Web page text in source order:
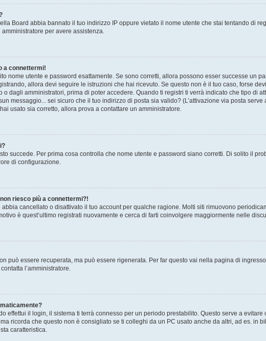
Board abbia bannato il tuo indirizzo IP oppure vietato il nome utente che stai tentando di
per avere assistenza.
a connettermi!
nome utente e password esattamente. Se sono corretti, allora possono esser successe un
allora devi seguire le istruzioni che hai ricevuto. Se questo non è il tuo caso, forse
o dagli amministratori, prima di poter accedere. Quando ti registri ti verrà indicato che tipo di
messaggio... sei sicuro che il tuo indirizzo di posta sia valido? (L’attivazione via posta
usato sia corretto, allora prova a contattare un amministratore.
succede. Per prima cosa controlla che nome utente e password siano corretti. Di solito il
di configurazione.
riesco più a connettermi?!
cancellato o disattivato il tuo account per qualche ragione. Molti siti rimuovono
è quest’ultimo registrati nuovamente e cerca di farti coinvolgere maggiormente nelle
può essere recuperata, ma può essere rigenerata. Per far questo vai nella pagina di
l’amministratore.
effettui il login, il sistema ti terrà connesso per un periodo prestabilito. Questo serve a
ricorda che questo non è consigliato se ti colleghi da un PC usato anche da altri, ad es. in
caratteristica.